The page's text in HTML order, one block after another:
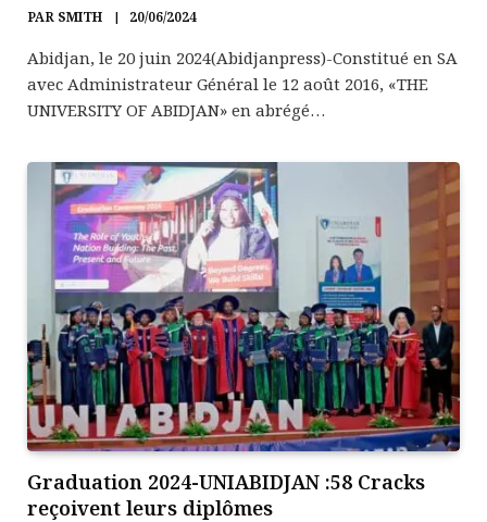
PAR SMITH 20/06/2024
Abidjan, le 20 juin 2024(Abidjanpress)-Constitué en SA
avec Administrateur Général le 12 août 2016, «THE
UNIVERSITY OF ABIDJAN» en abrégé…
Graduation 2024-UNIABIDJAN :58 Cracks
reçoivent leurs diplômes